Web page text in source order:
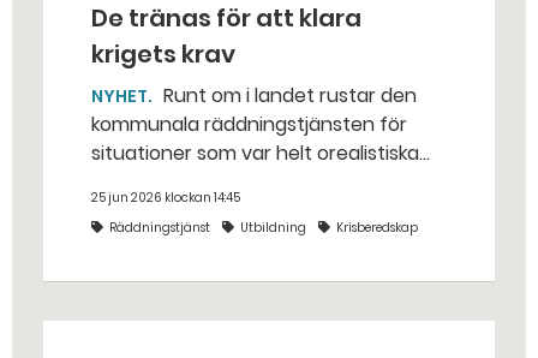
De tränas för att klara
krigets krav
NYHET
kommunala räddningstjänsten för
situationer som var helt orealistiska
bakhåll, utspridda granater och hot
från livsfarliga drönare i det
25 jun 2026 klockan 14:45
Räddningstjänst
Utbildning Krisberedskap